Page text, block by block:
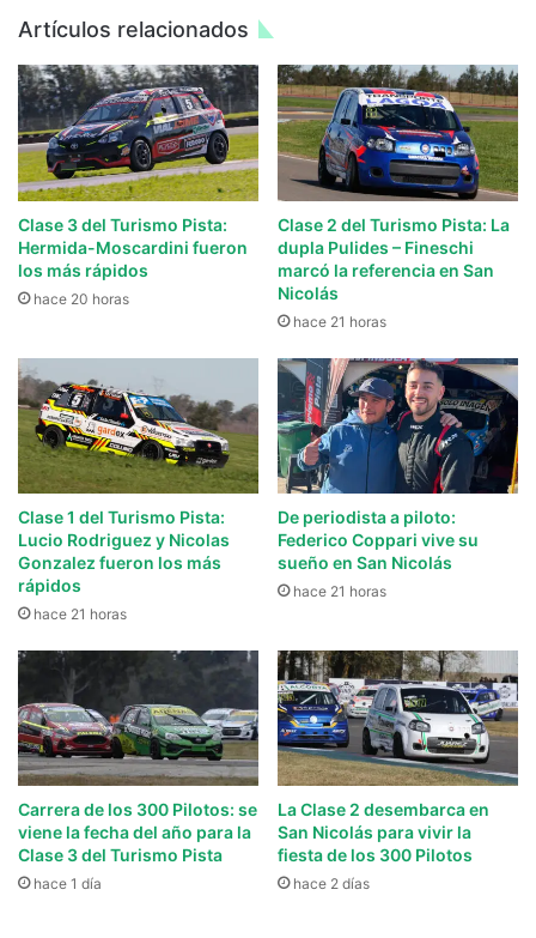
Artículos relacionados
Clase 3 del Turismo Pista:
Hermida-Moscardini fueron
los más rápidos
hace 20 horas
Clase 2 del Turismo Pista: La
dupla Pulides – Fineschi
marcó la referencia en San
Nicolás
hace 21 horas
Clase 1 del Turismo Pista:
Lucio Rodriguez y Nicolas
Gonzalez fueron los más
rápidos
hace 21 horas
De periodista a piloto:
Federico Coppari vive su
sueño en San Nicolás
hace 21 horas
Carrera de los 300 Pilotos: se
viene la fecha del año para la
Clase 3 del Turismo Pista
hace 1 día
La Clase 2 desembarca en
San Nicolás para vivir la
fiesta de los 300 Pilotos
hace 2 días